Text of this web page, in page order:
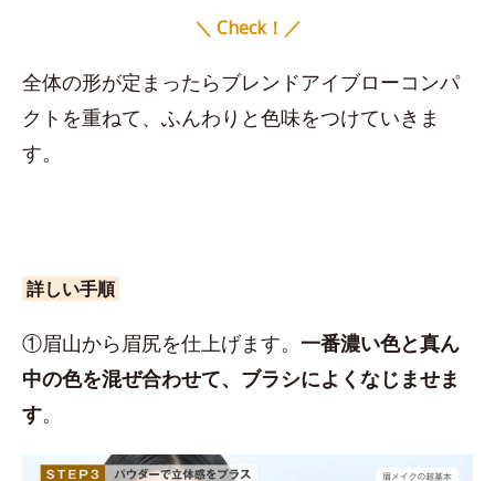
＼ Check！／
全体の形が定まったらブレンドアイブローコンパ
クトを重ねて、ふんわりと色味をつけていきま
す。
詳しい手順
①眉山から眉尻を仕上げます。 一番濃い色と真ん
中の色を混ぜ合わせて、ブラシによくなじませま
す。